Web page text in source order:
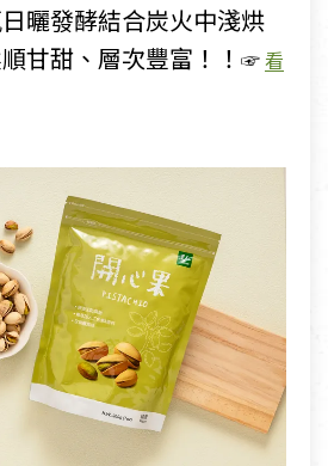
曬發酵結合炭火中淺烘
甘甜、層次豐富！！ ☞看